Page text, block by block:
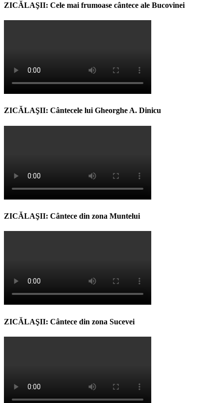
ZICĂLAŞII: Cele mai frumoase cântece ale Bucovinei
ZICĂLAŞII: Cântecele lui Gheorghe A. Dinicu
ZICĂLAŞII: Cântece din zona Muntelui
ZICĂLAŞII: Cântece din zona Sucevei